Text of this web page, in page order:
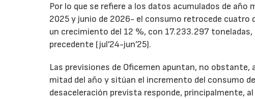
Por lo que se refiere a los datos acumulados de
2025 y junio de 2026- el consumo retrocede
un crecimiento del 12 %, con 17.233.297
precedente (jul’24-jun’25).
Las previsiones de Oficemen apuntan, no
mitad del año y sitúan el incremento del consumo
desaceleración prevista responde, principalmente,